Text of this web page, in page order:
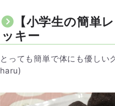
【小学生の簡単
ッキー
とっても簡単で体にも優し
haru)